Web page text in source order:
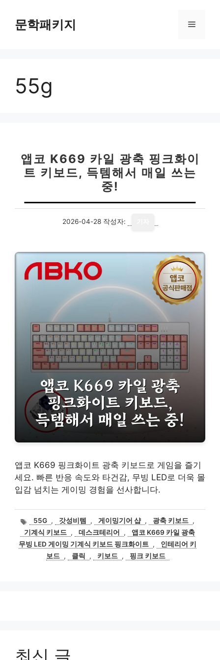
문학패키지 메
55g
앱코 K669 카일 광축 핑크화이
트 키보드, 득템해서 매일 쓰는
중!
2026-04-28 작성자:
앱코 K669 핑크화이트 광축 키보드로 게임을 즐기
세요. 빠른 반응 속도와 타건감, 무빙 LED로 더욱 몰
입감 넘치는 게이밍 경험을 선사합니다.
태
그
55G , 갓성비템 , 게이밍기어 샵 , 광축 키보드 ,
기계식 키보드 , 데스크테리어 ,
앱코 K669 카일 광축
무빙 LED 게이밍 기계식 키보드 핑크화이트 ,
인테리어 키
보드 , 클릭 , 키보드 , 핑크 키보드
최신 글